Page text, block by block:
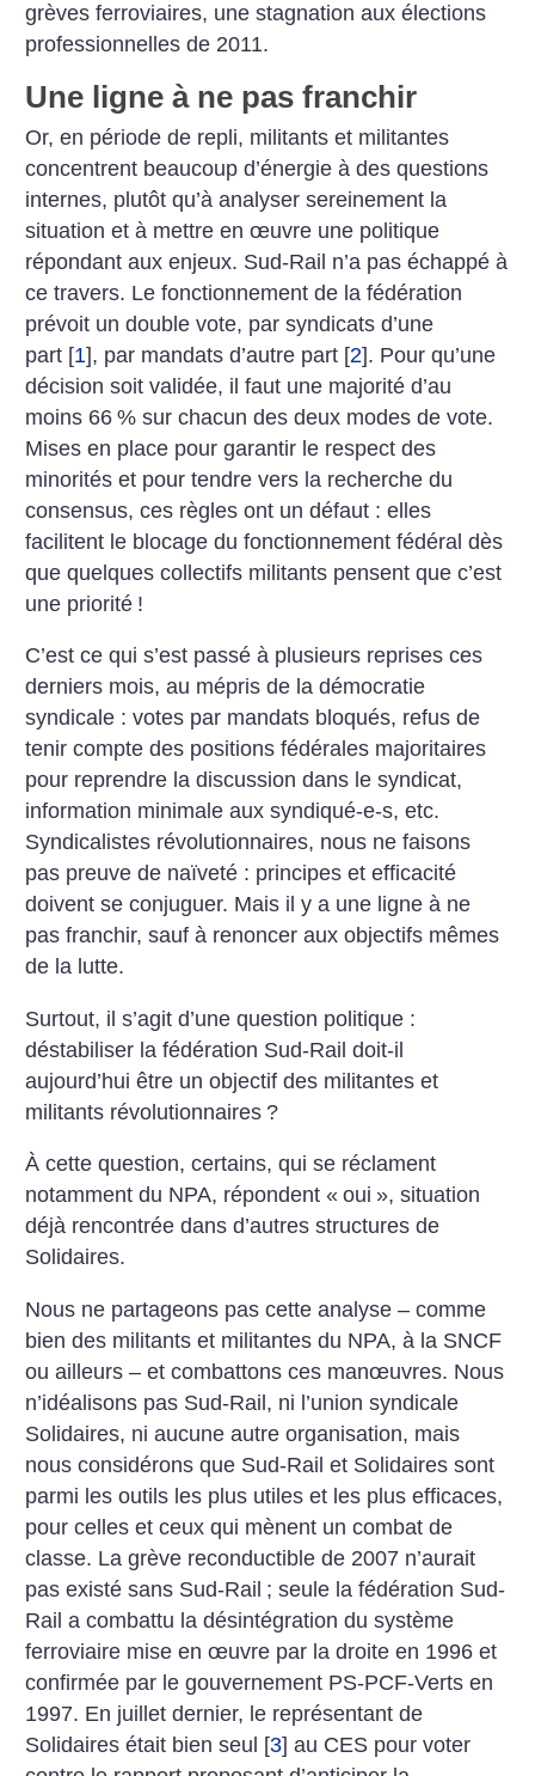
grèves ferroviaires, une stagnation aux élections
professionnelles de 2011.
Une ligne à ne pas franchir
Or, en période de repli, militants et militantes
concentrent beaucoup d’énergie à des questions
internes, plutôt qu’à analyser sereinement la
situation et à mettre en œuvre une politique
répondant aux enjeux. Sud-Rail n’a pas échappé à
ce travers. Le fonctionnement de la fédération
prévoit un double vote, par syndicats d’une
part [1], par mandats d’autre part [2]. Pour qu’une
décision soit validée, il faut une majorité d’au
moins 66 % sur chacun des deux modes de vote.
Mises en place pour garantir le respect des
minorités et pour tendre vers la recherche du
consensus, ces règles ont un défaut : elles
facilitent le blocage du fonctionnement fédéral dès
que quelques collectifs militants pensent que c’est
une priorité !
C’est ce qui s’est passé à plusieurs reprises ces
derniers mois, au mépris de la démocratie
syndicale : votes par mandats bloqués, refus de
tenir compte des positions fédérales majoritaires
pour reprendre la discussion dans le syndicat,
information minimale aux syndiqué-e-s, etc.
Syndicalistes révolutionnaires, nous ne faisons
pas preuve de naïveté : principes et efficacité
doivent se conjuguer. Mais il y a une ligne à ne
pas franchir, sauf à renoncer aux objectifs mêmes
de la lutte.
Surtout, il s’agit d’une question politique :
déstabiliser la fédération Sud-Rail doit-il
aujourd’hui être un objectif des militantes et
militants révolutionnaires ?
À cette question, certains, qui se réclament
notamment du NPA, répondent « oui », situation
déjà rencontrée dans d’autres structures de
Solidaires.
Nous ne partageons pas cette analyse – comme
bien des militants et militantes du NPA, à la SNCF
ou ailleurs – et combattons ces manœuvres. Nous
n’idéalisons pas Sud-Rail, ni l’union syndicale
Solidaires, ni aucune autre organisation, mais
nous considérons que Sud-Rail et Solidaires sont
parmi les outils les plus utiles et les plus efficaces,
pour celles et ceux qui mènent un combat de
classe. La grève reconductible de 2007 n’aurait
pas existé sans Sud-Rail ; seule la fédération Sud-
Rail a combattu la désintégration du système
ferroviaire mise en œuvre par la droite en 1996 et
confirmée par le gouvernement PS-PCF-Verts en
1997. En juillet dernier, le représentant de
Solidaires était bien seul [3] au CES pour voter